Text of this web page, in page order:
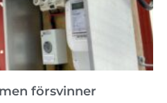
försvinner